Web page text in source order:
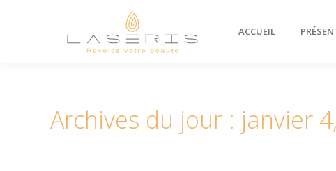
ACCUEIL
Archives du jour : janvier